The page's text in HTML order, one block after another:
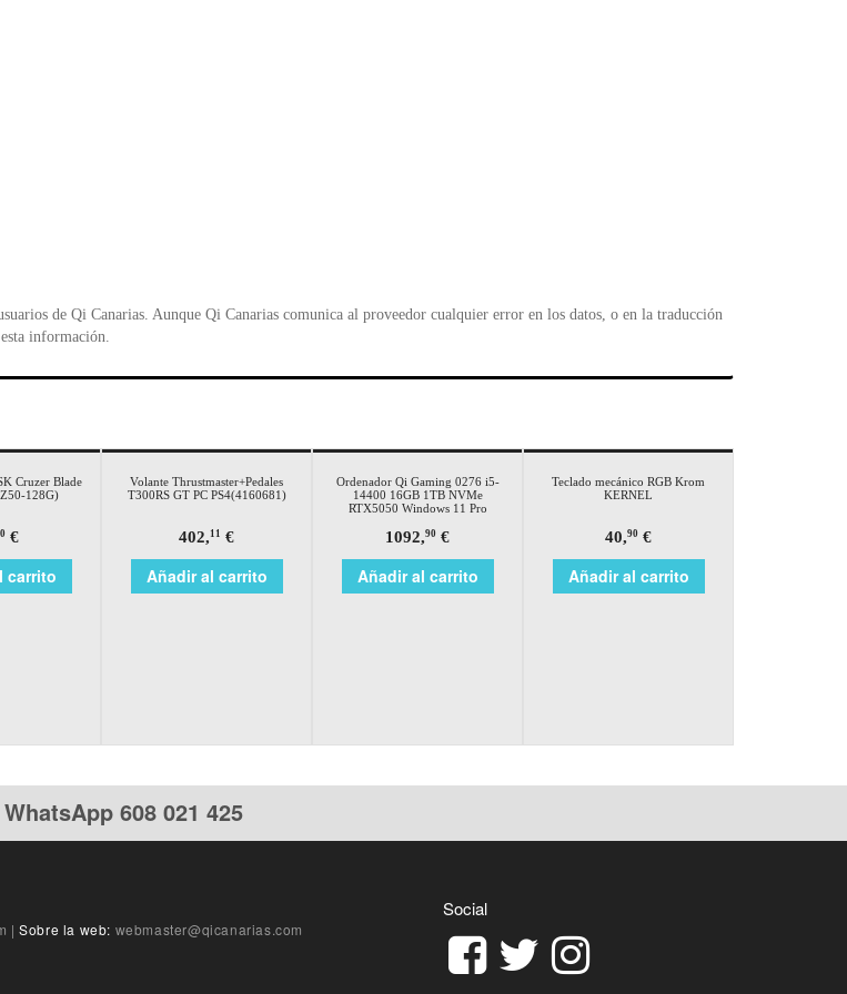
de Qi Canarias. Aunque Qi Canarias comunica al proveedor cualquier error en los datos, o en la traducción
información.
Cruzer Blade
128G)
€
carrito
Volante Thrustmaster+Pedales
T300RS GT PC PS4(4160681)
402,11 €
Añadir al carrito
Ordenador Qi Gaming 0276 i5-
14400 16GB 1TB NVMe
RTX5050 Windows 11 Pro
1092,90 €
Añadir al carrito
Teclado mecánico RGB Krom
KERNEL
40,90 €
Añadir al carrito
608 021 425
Social
| Sobre la web: webmaster@qicanarias.com